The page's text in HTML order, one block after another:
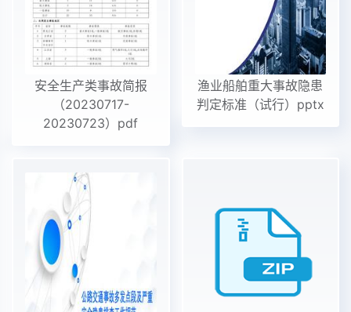
安全生产类事故简报
（20230717-
20230723）pdf
渔业船舶重大事故隐患
判定标准（试行）pptx